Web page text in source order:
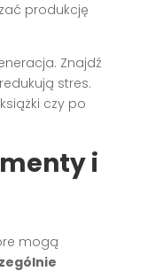
produkcję
Znajdź
stres.
czy po
i
mogą